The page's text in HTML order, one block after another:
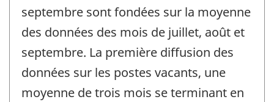
septembre sont fondées sur la moyenne
des données des mois de juillet, août et
septembre. La première diffusion des
données sur les postes vacants, une
moyenne de trois mois se terminant en